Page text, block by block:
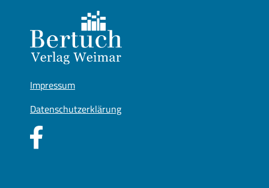
Impressum
Datenschutzerklärung